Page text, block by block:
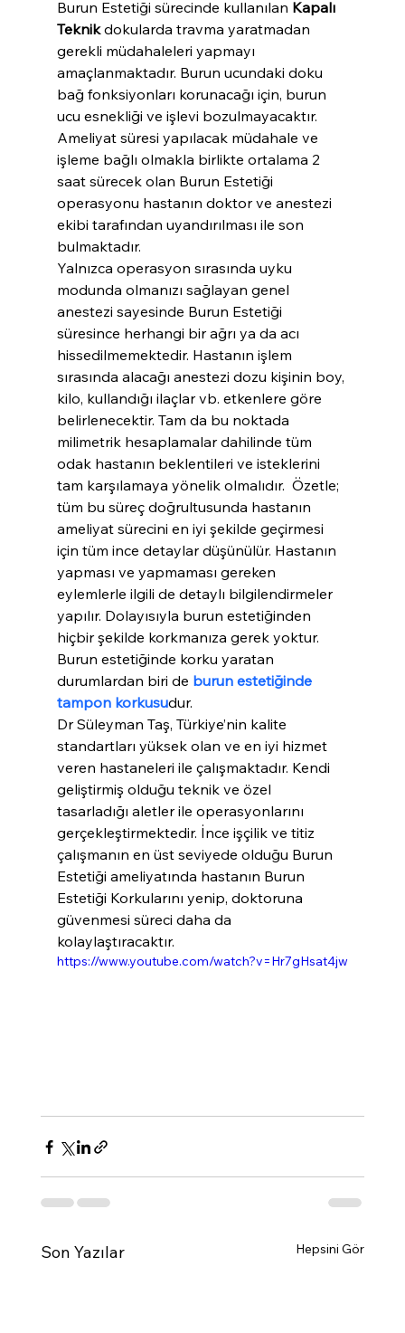
Burun Estetiği sürecinde kullanılan Kapalı
Teknik dokularda travma yaratmadan
gerekli müdahaleleri yapmayı
amaçlanmaktadır. Burun ucundaki doku
bağ fonksiyonları korunacağı için, burun
ucu esnekliği ve işlevi bozulmayacaktır.
Ameliyat süresi yapılacak müdahale ve
işleme bağlı olmakla birlikte ortalama 2
saat sürecek olan Burun Estetiği
operasyonu hastanın doktor ve anestezi
ekibi tarafından uyandırılması ile son
bulmaktadır.
Yalnızca operasyon sırasında uyku
modunda olmanızı sağlayan genel
anestezi sayesinde Burun Estetiği
süresince herhangi bir ağrı ya da acı
hissedilmemektedir. Hastanın işlem
sırasında alacağı anestezi dozu kişinin boy,
kilo, kullandığı ilaçlar vb. etkenlere göre
belirlenecektir. Tam da bu noktada
milimetrik hesaplamalar dahilinde tüm
odak hastanın beklentileri ve isteklerini
tam karşılamaya yönelik olmalıdır.  Özetle;
tüm bu süreç doğrultusunda hastanın
ameliyat sürecini en iyi şekilde geçirmesi
için tüm ince detaylar düşünülür. Hastanın
yapması ve yapmaması gereken
eylemlerle ilgili de detaylı bilgilendirmeler
yapılır. Dolayısıyla burun estetiğinden
hiçbir şekilde korkmanıza gerek yoktur.
Burun estetiğinde korku yaratan
durumlardan biri de burun estetiğinde
tampon korkusudur.
Dr Süleyman Taş, Türkiye’nin kalite
standartları yüksek olan ve en iyi hizmet
veren hastaneleri ile çalışmaktadır. Kendi
geliştirmiş olduğu teknik ve özel
tasarladığı aletler ile operasyonlarını
gerçekleştirmektedir. İnce işçilik ve titiz
çalışmanın en üst seviyede olduğu Burun
Estetiği ameliyatında hastanın Burun
Estetiği Korkularını yenip, doktoruna
güvenmesi süreci daha da
kolaylaştıracaktır.
https://www.youtube.com/watch?v=Hr7gHsat4jw
Son Yazılar Hepsini Gör